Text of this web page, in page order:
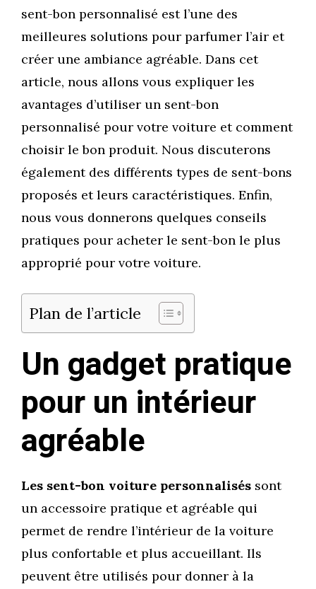
sent-bon personnalisé est l’une des
meilleures solutions pour parfumer l’air et
créer une ambiance agréable. Dans cet
article, nous allons vous expliquer les
avantages d’utiliser un sent-bon
personnalisé pour votre voiture et comment
choisir le bon produit. Nous discuterons
également des différents types de sent-bons
proposés et leurs caractéristiques. Enfin,
nous vous donnerons quelques conseils
pratiques pour acheter le sent-bon le plus
approprié pour votre voiture.
Plan de l’article
Un gadget pratique
pour un intérieur
agréable
Les sent-bon voiture personnalisés sont
un accessoire pratique et agréable qui
permet de rendre l’intérieur de la voiture
plus confortable et plus accueillant. Ils
peuvent être utilisés pour donner à la